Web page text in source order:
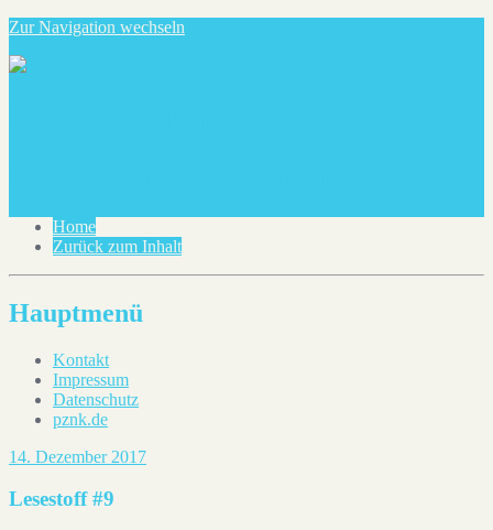
Zur Navigation wechseln
Home
Zurück zum Inhalt
Hauptmenü
Kontakt
Impressum
Datenschutz
pznk.de
14. Dezember 2017
Lesestoff #9